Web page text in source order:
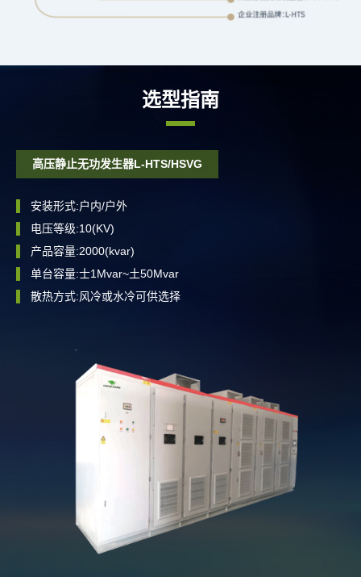
选型指南
高压静止无功发生器L-HTS/HSVG
安装形式:户内/户外
电压等级:10(KV)
产品容量:2000(kvar)
单台容量:士1Mvar~土50Mvar
散热方式:风冷或水冷可供选择